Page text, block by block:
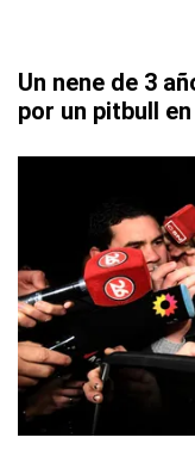
Un nene de 3
por un pitbull